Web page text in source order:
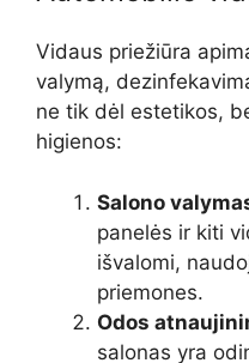
Vidaus priežiūra
valymą,
ne tik dėl estetikos,
higienos:
Salono
panelės ir kiti
išvalomi,
priemones.
Odos
salonas yra